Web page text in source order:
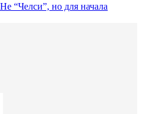
“Челси”, но для начала